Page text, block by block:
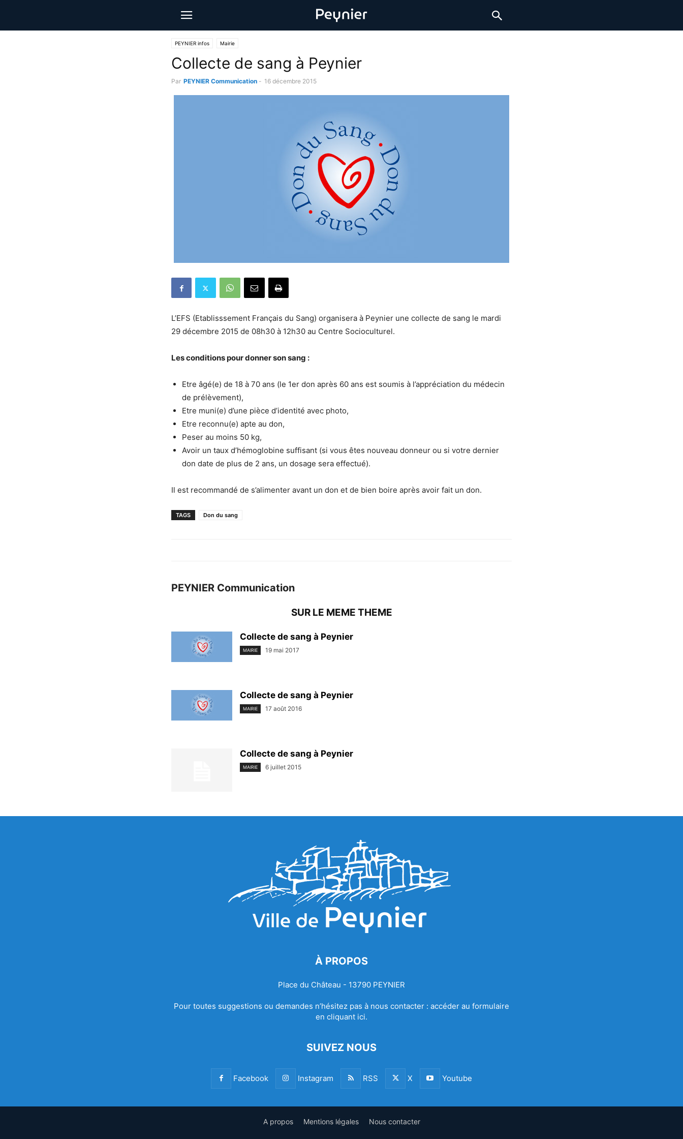
PEYNIER infos Mairie
Collecte de sang à Peynier
Par PEYNIER Communication - 16 décembre 2015
L’EFS (Etablisssement Français du Sang) organisera à Peynier une collecte de sang le mardi
29 décembre 2015 de 08h30 à 12h30 au Centre Socioculturel.
Les conditions pour donner son sang :
Etre âgé(e) de 18 à 70 ans (le 1er don après 60 ans est soumis à l’appréciation du médecin
de prélèvement),
Etre muni(e) d’une pièce d’identité avec photo,
Etre reconnu(e) apte au don,
Peser au moins 50 kg,
Avoir un taux d’hémoglobine suffisant (si vous êtes nouveau donneur ou si votre dernier
don date de plus de 2 ans, un dosage sera effectué).
Il est recommandé de s’alimenter avant un don et de bien boire après avoir fait un don.
TAGS Don du sang
PEYNIER Communication
SUR LE MEME THEME
Collecte de sang à Peynier
MAIRIE 19 mai 2017
Collecte de sang à Peynier
MAIRIE 17 août 2016
Collecte de sang à Peynier
MAIRIE 6 juillet 2015
À PROPOS
Place du Château - 13790 PEYNIER
Pour toutes suggestions ou demandes n’hésitez pas à nous contacter : accéder au formulaire
en cliquant ici.
SUIVEZ NOUS
Facebook Instagram RSS X Youtube
A propos Mentions légales Nous contacter